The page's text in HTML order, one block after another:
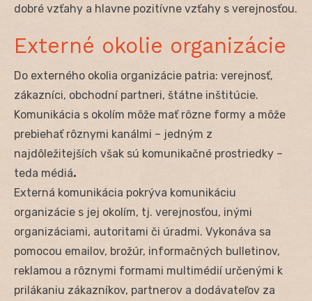
dobré vzťahy a hlavne pozitívne vzťahy s verejnosťou.
Externé okolie organizácie
Do externého okolia organizácie patria: verejnosť,
zákazníci, obchodní partneri, štátne inštitúcie.
Komunikácia s okolím môže mať rôzne formy a môže
prebiehať rôznymi kanálmi – jedným z
najdôležitejších však sú komunikačné prostriedky –
teda médiá.
Externá komunikácia pokrýva komunikáciu
organizácie s jej okolím, tj. verejnosťou, inými
organizáciami, autoritami či úradmi. Vykonáva sa
pomocou emailov, brožúr, informačných bulletinov,
reklamou a rôznymi formami multimédií určenými k
prilákaniu zákazníkov, partnerov a dodávateľov za